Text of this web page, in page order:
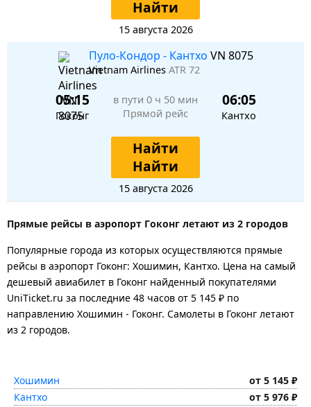
Найти
15 августа 2026
Пуло-Кондор - Кантхо VN 8075
Vietnam Airlines ATR 72
05:15
Гоконг
в пути 0 ч 50 мин
Прямой рейс
06:05
Кантхо
Найти
Найти
15 августа 2026
Прямые рейсы в аэропорт Гоконг летают из 2 городов
Популярные города из которых осуществляются прямые
рейсы в аэропорт Гоконг: Хошимин, Кантхо. Цена на самый
дешевый авиабилет в Гоконг найденный покупателями
UniTicket.ru за последние 48 часов от 5 145 ₽ по
направлению Хошимин - Гоконг. Самолеты в Гоконг летают
из 2 городов.
Хошимин
от 5 145 ₽
Кантхо
от 5 976 ₽